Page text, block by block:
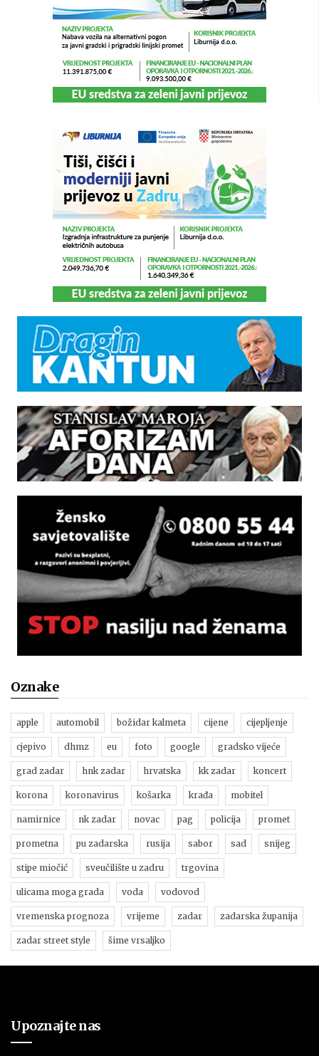
Oznake
apple automobil božidar kalmeta cijene cijepljenje
cjepivo dhmz eu foto google gradsko vijeće
grad zadar hnk zadar hrvatska kk zadar koncert
korona koronavirus košarka krađa mobitel
namirnice nk zadar novac pag policija promet
prometna pu zadarska rusija sabor sad snijeg
stipe miočić sveučilište u zadru trgovina
ulicama moga grada voda vodovod
vremenska prognoza vrijeme zadar zadarska županija
zadar street style šime vrsaljko
Upoznajte nas